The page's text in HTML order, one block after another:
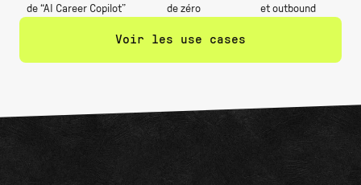
de “AI Career Copilot”
de zéro
et outbound
Voir les use cases